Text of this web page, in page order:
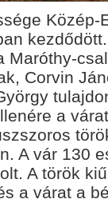
Maróthy-
Corvin
a
A vár 130
A török
a várat a